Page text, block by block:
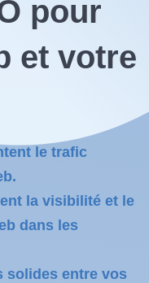
pour
et votre
le trafic
la visibilité et le
dans les
solides entre vos